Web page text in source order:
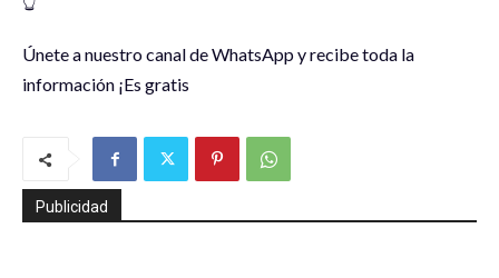
Únete a nuestro canal de WhatsApp y recibe toda la
información ¡Es gratis
Publicidad